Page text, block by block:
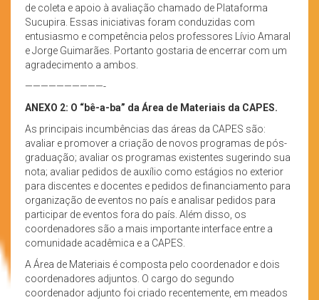
de coleta e apoio à avaliação chamado de Plataforma
Sucupira. Essas iniciativas foram conduzidas com
entusiasmo e competência pelos professores Lívio Amaral
e Jorge Guimarães. Portanto gostaria de encerrar com um
agradecimento a ambos.
——————————-
ANEXO 2: O “bê-a-ba” da Área de Materiais da CAPES.
As principais incumbências das áreas da CAPES são:
avaliar e promover a criação de novos programas de pós-
graduação; avaliar os programas existentes sugerindo sua
nota; avaliar pedidos de auxílio como estágios no exterior
para discentes e docentes e pedidos de financiamento para
organização de eventos no país e analisar pedidos para
participar de eventos fora do país. Além disso, os
coordenadores são a mais importante interface entre a
comunidade acadêmica e a CAPES.
A Área de Materiais é composta pelo coordenador e dois
coordenadores adjuntos. O cargo do segundo
coordenador adjunto foi criado recentemente, em meados